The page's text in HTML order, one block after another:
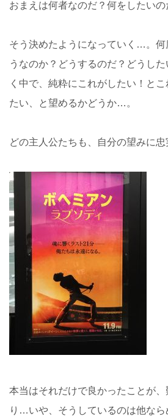
おまえは何者なのだ？何をしたいの
そう決めたようになっていく…。何
うなのか？どうするのだ？どうし
く中で、純粋にこれがしたい！と
たい、と望めるかどうか…。
どの主人公たちも、自分の望みに忠
本当はそれだけで良かったことが
り…いや、そうしているのは他な